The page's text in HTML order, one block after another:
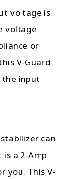
voltage is
voltage
or
V-Guard
input
can
a 2-Amp
you. This V-